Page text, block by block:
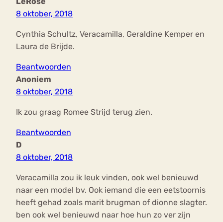
8 oktober, 2018
Cynthia Schultz, Veracamilla, Geraldine Kemper en
Laura de Brijde.
Beantwoorden
Anoniem
8 oktober, 2018
Ik zou graag Romee Strijd terug zien.
Beantwoorden
D
8 oktober, 2018
Veracamilla zou ik leuk vinden, ook wel benieuwd
naar een model bv. Ook iemand die een eetstoornis
heeft gehad zoals marit brugman of dionne slagter.
ben ook wel benieuwd naar hoe hun zo ver zijn